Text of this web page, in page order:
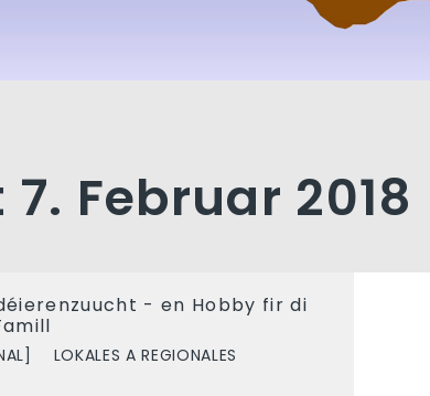
Februar 2018
- en Hobby fir di
LOKALES A REGIONALES